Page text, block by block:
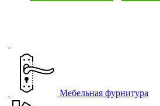
Мебельная фурнитура